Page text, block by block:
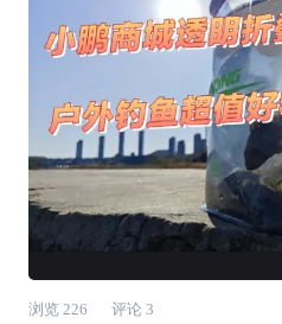
打水绳，岸边取水轻松
浏览 226 评论 3